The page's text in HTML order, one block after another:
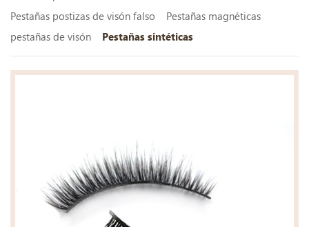
Pestañas postizas de visón falso
Pestañas magnéticas
pestañas de visón
Pestañas sintéticas